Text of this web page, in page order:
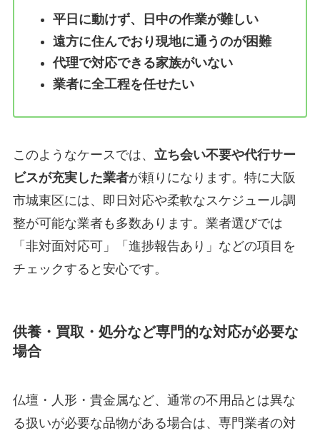
平日に動けず、日中の作業が難しい
遠方に住んでおり現地に通うのが困難
代理で対応できる家族がいない
業者に全工程を任せたい
このようなケースでは、 立ち会い不要や代行サー
ビスが充実した業者が頼りになります。特に大阪
市城東区には、即日対応や柔軟なスケジュール調
整が可能な業者も多数あります。業者選びでは
「非対面対応可」「進捗報告あり」などの項目を
チェックすると安心です。
供養・買取・処分など専門的な対応が必要な
場合
仏壇・人形・貴金属など、通常の不用品とは異な
る扱いが必要な品物がある場合は、専門業者の対